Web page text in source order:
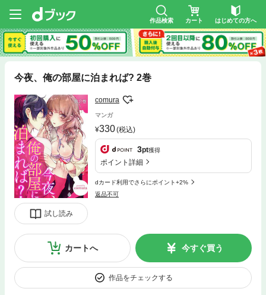
作品検索 カート はじめての方へ
今夜、俺の部屋に泊まれば? 2巻
試し読み
comura
マンガ
330(税込)
3pt獲得
ポイント詳細
dカード利用でさらにポイント+2%
返品不可
カートへ 今すぐ買う
作品をチェックする